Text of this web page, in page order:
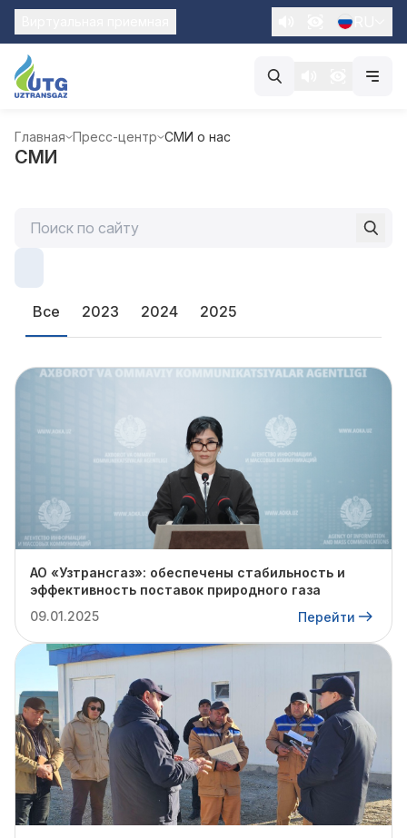
Главная Пресс-центр СМИ о нас
СМИ
Все 2023 2024 2025
АО «Узтрансгаз»: обеспечены стабильность и
эффективность поставок природного газа
09.01.2025
Перейти